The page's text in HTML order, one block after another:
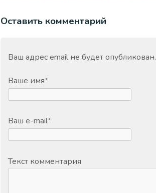
Оставить комментарий
Ваш адрес email не будет опубликован.
Ваше имя*
Ваш e-mail*
Текст комментария